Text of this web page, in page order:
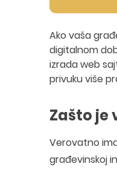
Ako vaša
digitalnom
izrada web
privuku više
Zašto je
Verovatno
građevinskoj